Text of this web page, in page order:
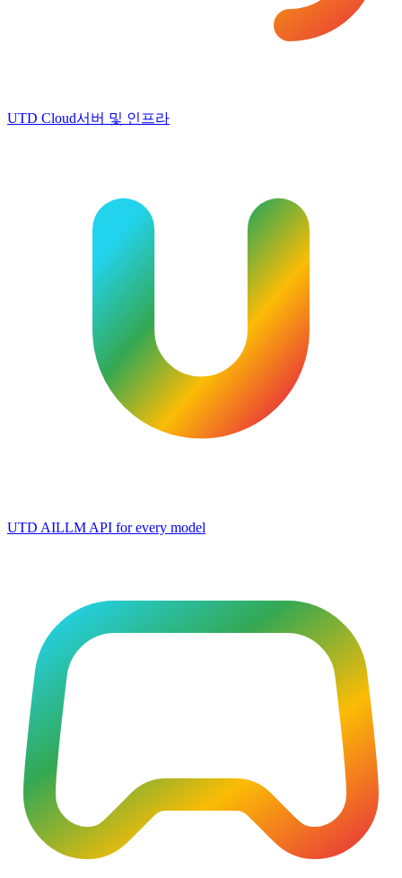
UTD Cloud서버 및 인프라
UTD AILLM API for every model